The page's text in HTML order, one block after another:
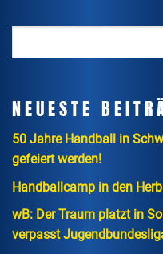
NEUESTE
50 Jahre Handball in
gefeiert werden!
Handballcamp in den
wB: Der Traum platzt in
verpasst